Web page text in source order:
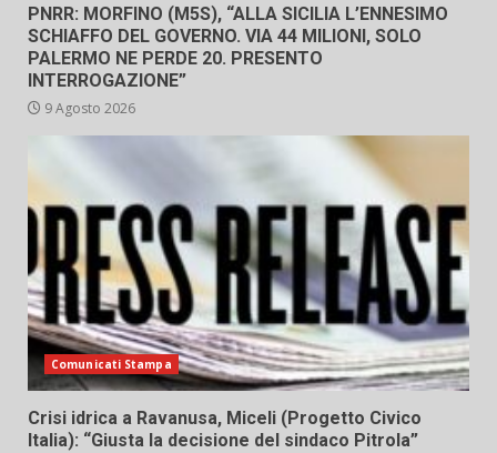
PNRR: MORFINO (M5S), “ALLA SICILIA L’ENNESIMO
SCHIAFFO DEL GOVERNO. VIA 44 MILIONI, SOLO
PALERMO NE PERDE 20. PRESENTO
INTERROGAZIONE”
9 Agosto 2026
Comunicati Stampa
Crisi idrica a Ravanusa, Miceli (Progetto Civico
Italia): “Giusta la decisione del sindaco Pitrola”